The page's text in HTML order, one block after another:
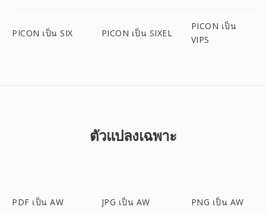
PICON เป็น SIX PICON เป็น SIXEL
PICON เป็น
VIPS
ตัวแปลงเฉพาะ
PDF เป็น AW JPG เป็น AW PNG เป็น AW